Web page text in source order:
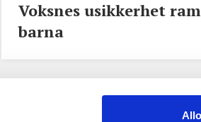
Voksnes usikkerhet
barna